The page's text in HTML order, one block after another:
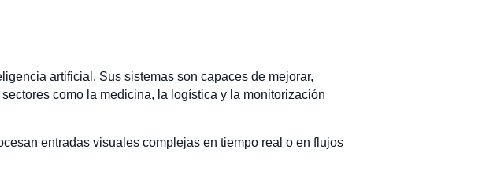
artificial. Sus sistemas son capaces de mejorar,
como la medicina, la logística y la monitorización
entradas visuales complejas en tiempo real o en flujos